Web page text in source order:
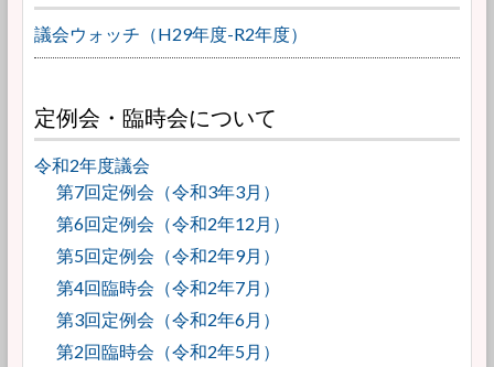
議会ウォッチ（H29年度-R2年度）
定例会・臨時会について
令和2年度議会
第7回定例会（令和3年3月）
第6回定例会（令和2年12月）
第5回定例会（令和2年9月）
第4回臨時会（令和2年7月）
第3回定例会（令和2年6月）
第2回臨時会（令和2年5月）